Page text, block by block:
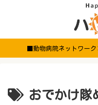
■動物病院ネットワー
おでかけ隊